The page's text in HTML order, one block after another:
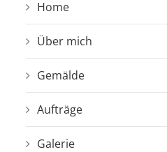
Home
Über mich
Gemälde
Aufträge
Galerie